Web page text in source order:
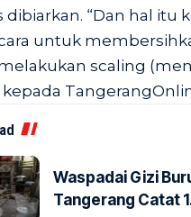
dibiarkan. “Dan hal itu
untuk
scaling
Waspadai Gizi
Tangerang Catat